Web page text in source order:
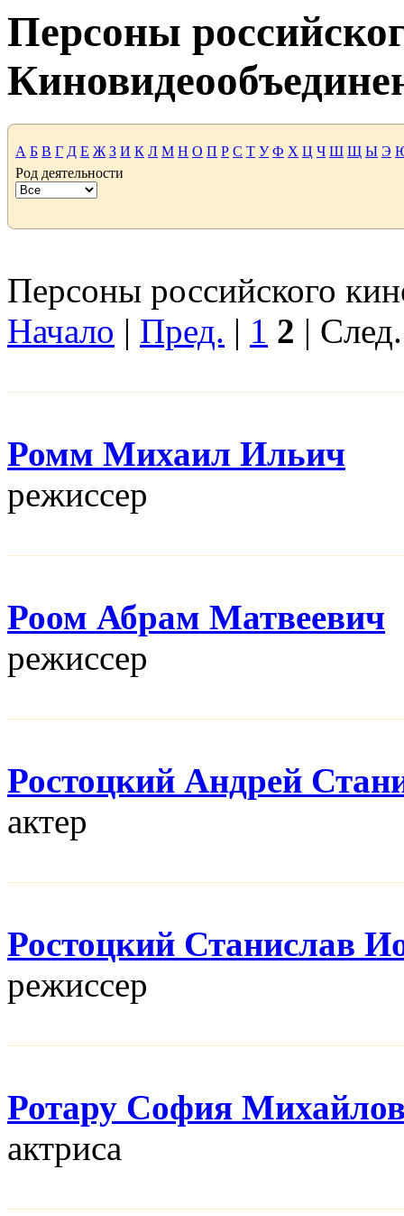
Персоны
А Б В Г Д Е Ж З И К Л М Н О П Р С Т У Ф Х Ц Ч Ш Щ Ы Э
Род деятельности
Персоны российского
Начало | Пред. | 1 2 |
Ромм Михаил Ильич
режисcер
Роом Абрам Матвеевич
режисcер
Ростоцкий Андрей
актер
Ростоцкий Станислав
режисcер
Ротару София
актриса